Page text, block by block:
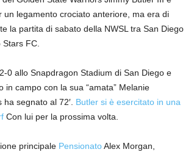
un legamento crociato anteriore, ma era di
la partita di sabato della NWSL tra San Diego
FC.
0 allo Snapdragon Stadium di San Diego e
in campo con la sua “amata” Melanie
segnato al 72′. Butler si è esercitato in una
Con lui per la prossima volta.
principale PensionatoAlex Morgan,